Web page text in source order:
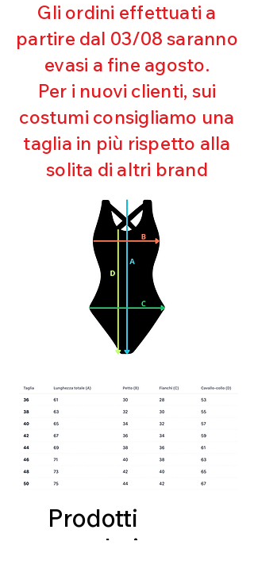
Resistente al pilling
Eccellente protezione dai raggi
UV
Ottima copertura
Ultra cloro resistente
Mantenimento della forma
Perfetta vestibilità
Asciugatura rapida
Bielastico
Gli ordini effettuati a
partire dal 03/08 saranno
evasi a fine agosto.
Per i nuovi clienti, sui
costumi consigliamo una
taglia in più rispetto alla
solita di altri brand
Prodotti
correlati